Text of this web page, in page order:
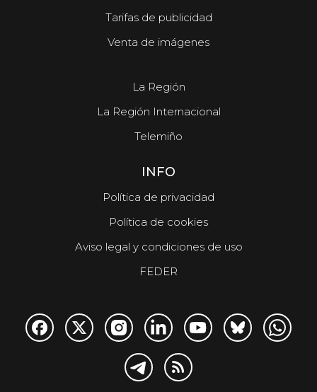
Tarifas de publicidad
Venta de imágenes
La Región
La Región Internacional
Telemiño
INFO
Política de privacidad
Política de cookies
Aviso legal y condiciones de uso
FEDER